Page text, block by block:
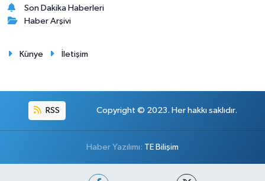
Son Dakika Haberleri
Haber Arşivi
Künye İletişim
RSS Copyright © 2023. Her hakkı saklıdır.
Haber Yazılımı: TE Bilişim